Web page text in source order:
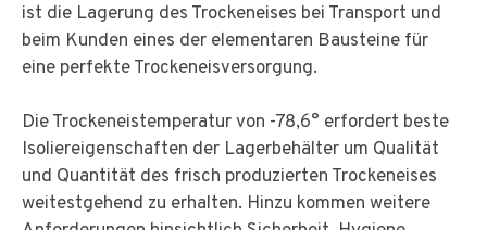
ist die Lagerung des Trockeneises bei Transport und
beim Kunden eines der elementaren Bausteine für
eine perfekte Trockeneisversorgung.
Die Trockeneistemperatur von -78,6° erfordert beste
Isoliereigenschaften der Lagerbehälter um Qualität
und Quantität des frisch produzierten Trockeneises
weitestgehend zu erhalten. Hinzu kommen weitere